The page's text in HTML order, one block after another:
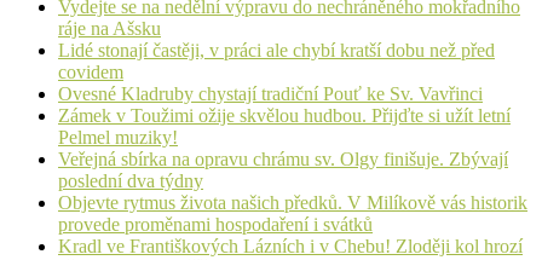
Vydejte se na nedělní výpravu do nechráněného mokřadního
ráje na Ašsku
Lidé stonají častěji, v práci ale chybí kratší dobu než před
covidem
Ovesné Kladruby chystají tradiční Pouť ke Sv. Vavřinci
Zámek v Toužimi ožije skvělou hudbou. Přijďte si užít letní
Pelmel muziky!
Veřejná sbírka na opravu chrámu sv. Olgy finišuje. Zbývají
poslední dva týdny
Objevte rytmus života našich předků. V Milíkově vás historik
provede proměnami hospodaření i svátků
Kradl ve Františkových Lázních i v Chebu! Zloději kol hrozí